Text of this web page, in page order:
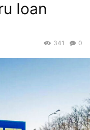
Ioan
0
341